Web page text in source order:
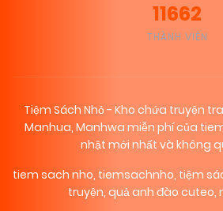
11662
THÀNH VIÊN
Tiệm Sách Nhỏ - Kho chứa truyện
Manhua, Manhwa miễn phí của
nhật mới nhất và không
tiem sach nho, tiemsachnho, tiệm
truyện, quả anh đào cuteo,